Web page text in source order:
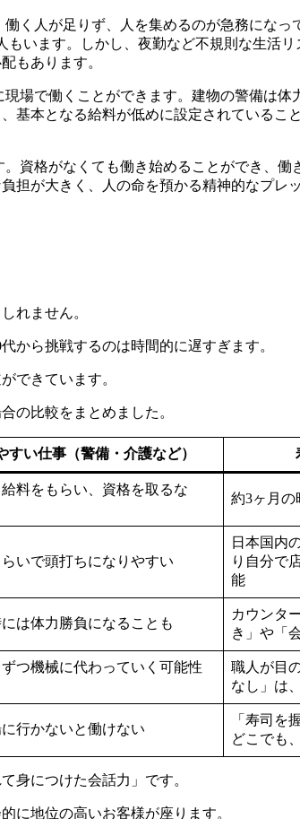
く人が足りず、人を集めるのが急務にな
います。しかし、夜勤など不規則な生活
もあります。
場で働くことができます。建物の警備は
基本となる給料が低めに設定されているこ
資格がなくても働き始めることができ、
担が大きく、人の命を預かる精神的なプレ
れません。
から挑戦するのは時間的に遅すぎます。
できています。
の比較をまとめました。
すい仕事（警備・介護など）
料をもらい、資格を取るな
約3ヶ月の
いで頭打ちになりやすい
日本国内
り自分で
能
は体力勝負になることも
カウンタ
き」や「
つ機械に代わっていく可能性
職人が目
なし」は
行かないと働けない
「寿司を
どこでも
身につけた会話力」です。
に地位の高いお客様が座ります。